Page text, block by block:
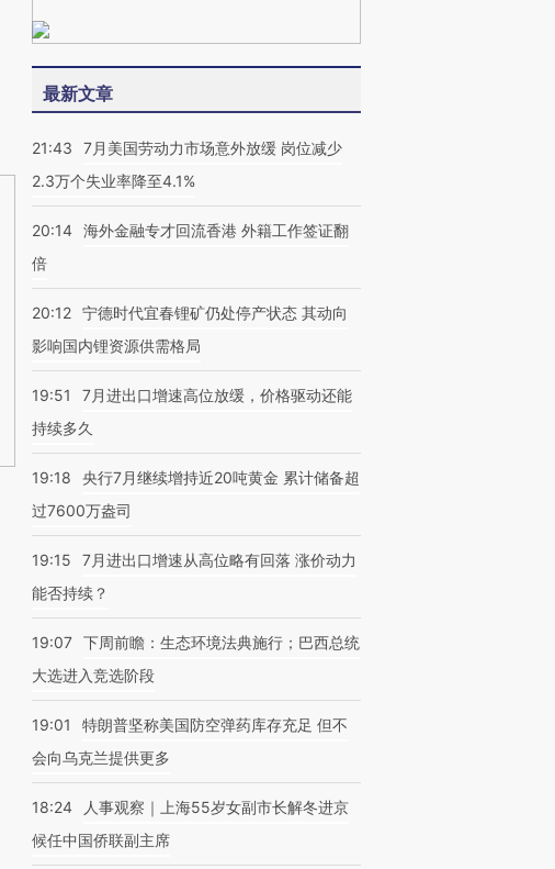
最新文章
21:43
7月美国劳动力市场意外放缓 岗位减少
2.3万个失业率降至4.1%
20:14 海外金融专才回流香港 外籍工作签证翻
倍
20:12 宁德时代宜春锂矿仍处停产状态 其动向
影响国内锂资源供需格局
19:51
7月进出口增速高位放缓，价格驱动还能
持续多久
19:18
央行7月继续增持近20吨黄金 累计储备超
过7600万盎司
19:15
7月进出口增速从高位略有回落 涨价动力
能否持续？
19:07 下周前瞻：生态环境法典施行；巴西总统
大选进入竞选阶段
19:01
特朗普坚称美国防空弹药库存充足 但不
会向乌克兰提供更多
18:24
人事观察｜上海55岁女副市长解冬进京
候任中国侨联副主席